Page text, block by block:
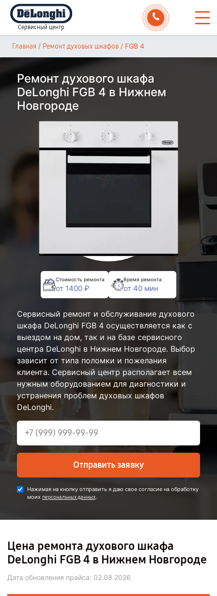
Сервисный центр
Главная / Ремонт духовых шкафов / FGB 4
Ремонт духового шкафа
DeLonghi FGB 4 в Нижнем
Новгороде
Стоимость ремонта
от 1400 ₽
Время ремонта
от 40 мин
Сервисный ремонт и обслуживание духового
шкафа DeLonghi FGB 4 осуществляется как с
выездом на дом, так и на базе сервисного
центра DeLonghi в Нижнем Новгороде. Выбор
зависит от типа поломки и пожелания
клиента. Сервисный центр располагает всем
нужным оборудованием для диагностики и
устранения проблем духовых шкафов
DeLonghi.
Отправить заявку
Нажимая на кнопку отправить я даю свое согласие на обработку
моих персональных данных.
Цена ремонта духового шкафа
DeLonghi FGB 4 в Нижнем Новгороде
Дата обновления прайса: 02.08.2026